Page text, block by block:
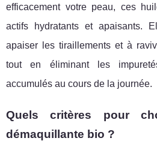
efficacement votre peau, ces
actifs hydratants et apaisants.
apaiser les tiraillements et à
tout en éliminant les
accumulés au cours de la journée.
Quels critères pour
démaquillante bio ?